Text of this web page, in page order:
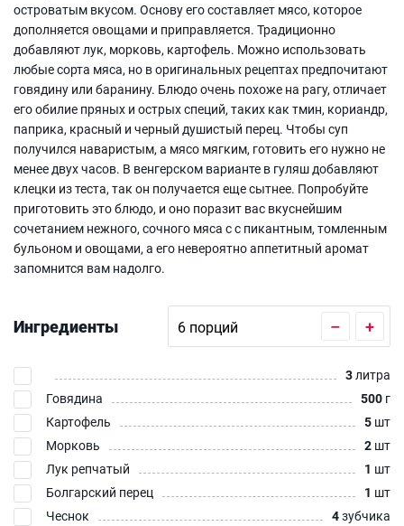
островатым вкусом. Основу его составляет мясо, которое
дополняется овощами и приправляется. Традиционно
добавляют лук, морковь, картофель. Можно использовать
любые сорта мяса, но в оригинальных рецептах предпочитают
говядину или баранину. Блюдо очень похоже на рагу, отличает
его обилие пряных и острых специй, таких как тмин, кориандр,
паприка, красный и черный душистый перец. Чтобы суп
получился наваристым, а мясо мягким, готовить его нужно не
менее двух часов. В венгерском варианте в гуляш добавляют
клецки из теста, так он получается еще сытнее. Попробуйте
приготовить это блюдо, и оно поразит вас вкуснейшим
сочетанием нежного, сочного мяса с с пикантным, томленным
бульоном и овощами, а его невероятно аппетитный аромат
запомнится вам надолго.
Ингредиенты – +
3литра
Говядина
500 г
Картофель
5 шт
Морковь
2 шт
Лук репчатый
1 шт
Болгарский перец
1 шт
Чеснок
4зубчика